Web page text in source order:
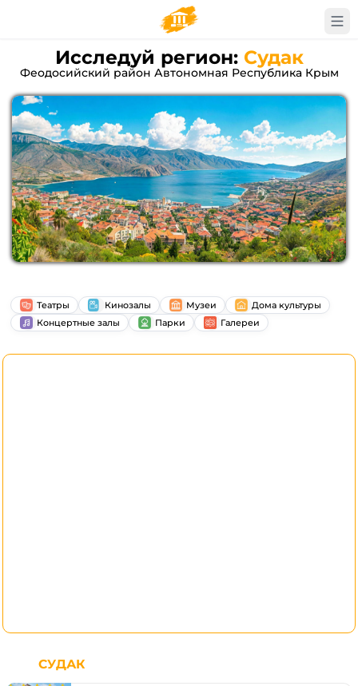
Исследуй регион: Судак
Феодосийский район Автономная Республика Крым
Театры Кинозалы Музеи
Дома культуры
Концертные залы
Парки Галереи
СУДАК